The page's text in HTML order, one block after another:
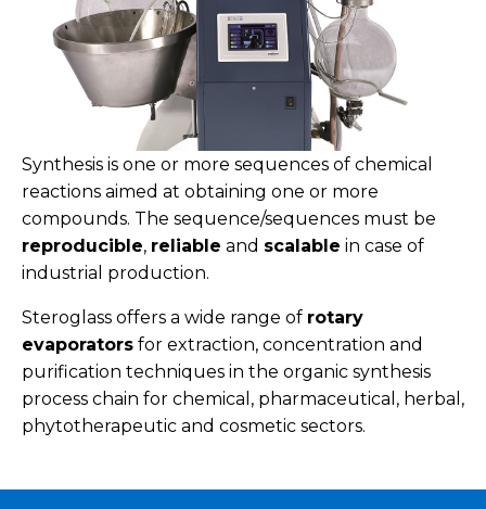
Synthesis is one or more sequences of chemical
reactions aimed at obtaining one or more
compounds. The sequence/sequences must be
reproducible, reliable and scalable in case of
industrial production.
Steroglass offers a wide range of rotary
evaporators for extraction, concentration and
purification techniques in the organic synthesis
process chain for chemical, pharmaceutical, herbal,
phytotherapeutic and cosmetic sectors.